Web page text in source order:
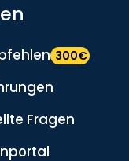
300€
Fragen